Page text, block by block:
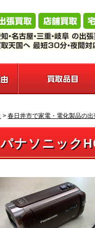
> 春日井市で家電・電化製品の出
パナソニック